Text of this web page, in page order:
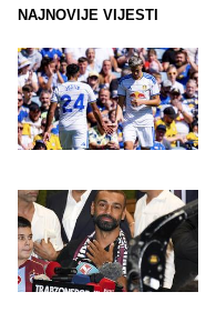
NAJNOVIJE VIJESTI